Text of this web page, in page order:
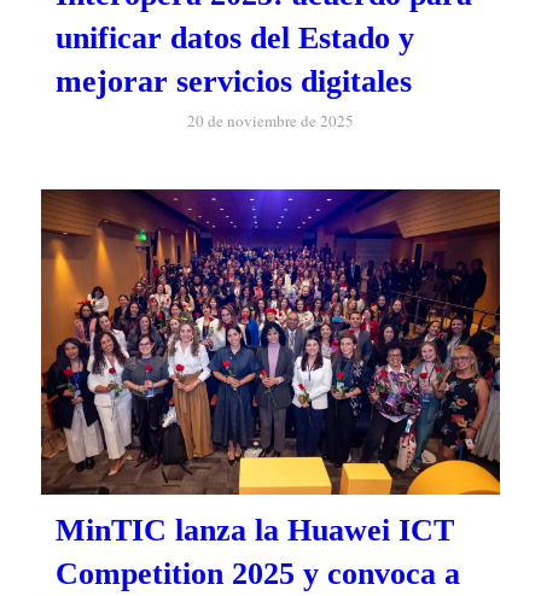
unificar datos del Estado y
mejorar servicios digitales
20 de noviembre de 2025
MinTIC lanza la Huawei ICT
Competition 2025 y convoca a